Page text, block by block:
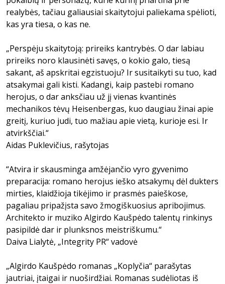
realybės, tačiau galiausiai skaitytojui paliekama spėlioti,
kas yra tiesa, o kas ne.
„Perspėju skaitytoją: prireiks kantrybės. O dar labiau
prireiks noro klausinėti savęs, o kokio galo, tiesą
sakant, aš apskritai egzistuoju? Ir susitaikyti su tuo, kad
atsakymai gali kisti. Kadangi, kaip pastebi romano
herojus, o dar anksčiau už jį vienas kvantinės
mechanikos tėvų Heisenbergas, kuo daugiau žinai apie
greitį, kuriuo judi, tuo mažiau apie vietą, kurioje esi. Ir
atvirkščiai.“
Aidas Puklevičius, rašytojas
“Atvira ir skausminga amžėjančio vyro gyvenimo
preparacija: romano herojus ieško atsakymų dėl dukters
mirties, klaidžioja tikėjimo ir prasmės paieškose,
pagaliau pripažįsta savo žmogiškuosius apribojimus.
Architekto ir muziko Algirdo Kaušpėdo talentų rinkinys
pasipildė dar ir plunksnos meistriškumu.“
Daiva Lialytė, „Integrity PR“ vadovė
„Algirdo Kaušpėdo romanas „Koplyčia“ parašytas
jautriai, įtaigai ir nuoširdžiai. Romanas sudėliotas iš